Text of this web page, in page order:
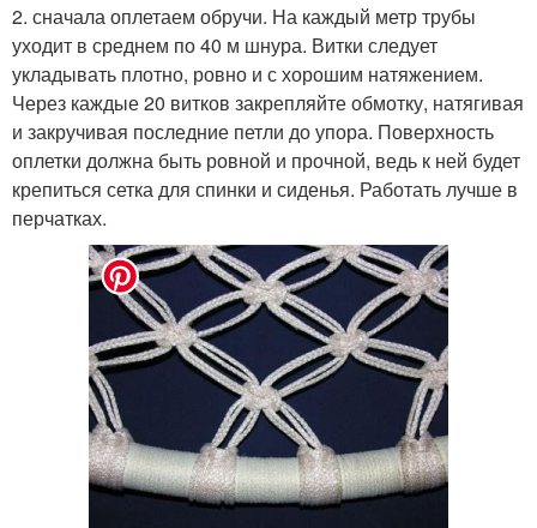
2. сначала оплетаем обручи. На каждый метр трубы
уходит в среднем по 40 м шнура. Витки следует
укладывать плотно, ровно и с хорошим натяжением.
Через каждые 20 витков закрепляйте обмотку, натягивая
и закручивая последние петли до упора. Поверхность
оплетки должна быть ровной и прочной, ведь к ней будет
крепиться сетка для спинки и сиденья. Работать лучше в
перчатках.